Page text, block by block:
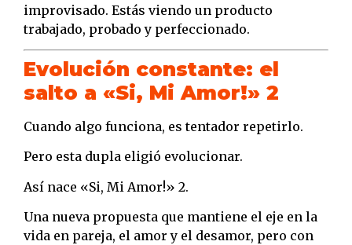
improvisado. Estás viendo un producto
trabajado, probado y perfeccionado.
Evolución constante: el
salto a «Si, Mi Amor!» 2
Cuando algo funciona, es tentador repetirlo.
Pero esta dupla eligió evolucionar.
Así nace «Si, Mi Amor!» 2.
Una nueva propuesta que mantiene el eje en la
vida en pareja, el amor y el desamor, pero con